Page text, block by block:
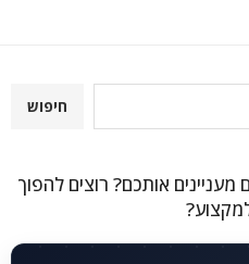
חיפוש
אותכם? רוצים להפוך